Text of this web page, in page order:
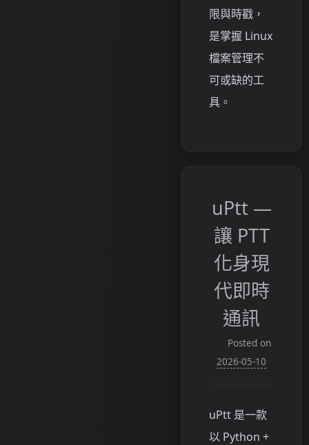
限與時戳，
是掌握 Linux
檔案管理不
可或缺的工
具。
uPtt —
讓 PTT
化身現
代即時
通訊
Posted on
2026-05-10
uPtt 是一款
以 Python +